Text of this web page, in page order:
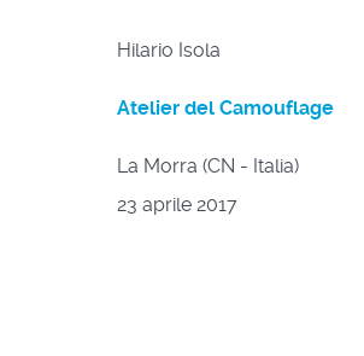
Hilario Isola
Atelier del Camouflage
La Morra (CN - Italia)
23 aprile 2017